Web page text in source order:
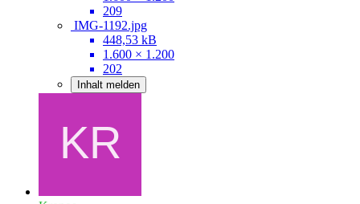
209
IMG-1192.jpg
448,53 kB
1.600 × 1.200
202
Inhalt melden